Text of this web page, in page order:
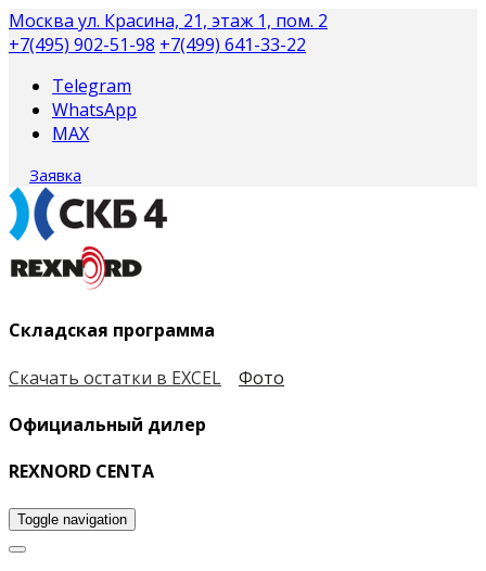
Москва ул. Красина, 21, этаж 1, пом. 2
+7(495) 902-51-98 +7(499) 641-33-22
Telegram
WhatsApp
MAX
Заявка
Складская программа
Скачать остатки в EXCEL
Фото
Официальный дилер
REXNORD CENTA
Toggle navigation